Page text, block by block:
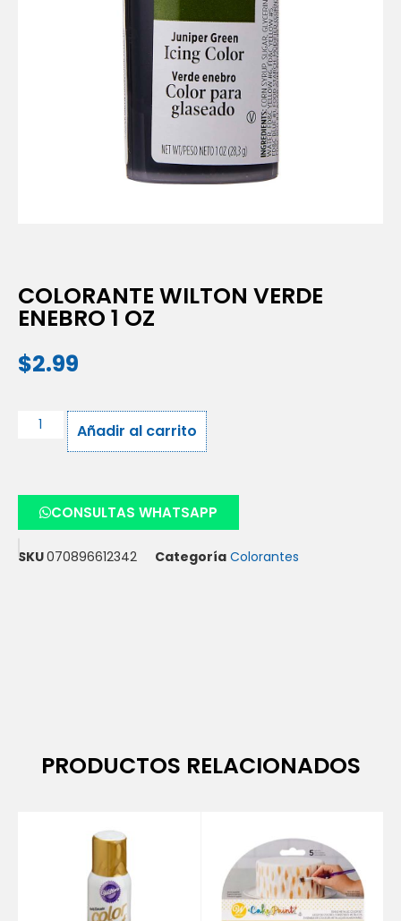
COLORANTE WILTON VERDE
ENEBRO 1 OZ
$2.99
Añadir al carrito
CONSULTAS WHATSAPP
SKU070896612342 Categoría Colorantes
PRODUCTOS RELACIONADOS